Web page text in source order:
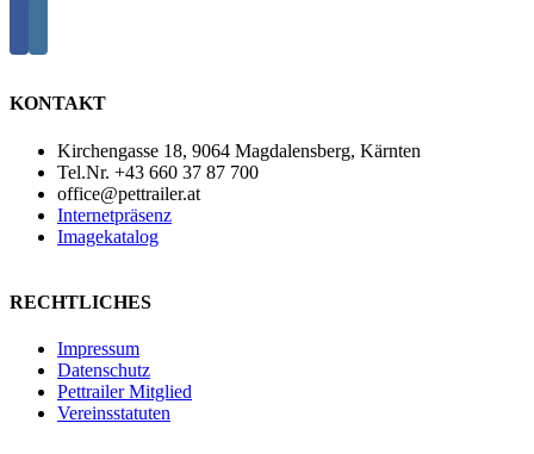
KONTAKT
Kirchengasse 18, 9064 Magdalensberg, Kärnten
Tel.Nr. +43 660 37 87 700
office@pettrailer.at
Internetpräsenz
Imagekatalog
RECHTLICHES
Impressum
Datenschutz
Pettrailer Mitglied
Vereinsstatuten